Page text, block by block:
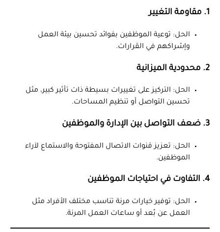
1. مقاومة التغيير
الحل: توعية الموظفين بفوائد تحسين بيئة العمل
وإشراكهم في القرارات.
2. محدودية الميزانية
الحل: التركيز على تغييرات بسيطة ذات تأثير كبير، مثل
تحسين التواصل أو تنظيم المساحات.
3. ضعف التواصل بين الإدارة والموظفين
الحل: تعزيز قنوات الاتصال المفتوحة والاستماع لآراء
الموظفين.
4. التفاوت في احتياجات الموظفين
الحل: توفير خيارات مرنة تناسب مختلف الأفراد مثل
العمل عن بُعد أو ساعات العمل المرنة.